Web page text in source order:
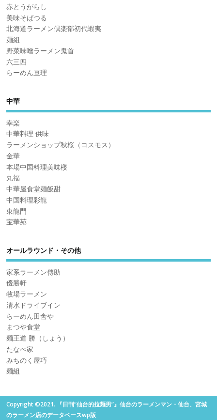
赤とうがらし
美味そばつる
北海道ラーメン倶楽部初代蝦夷
麺組
野菜味噌ラーメン鬼首
六三四
らーめん亘理
中華
幸楽
中華料理 供味
ラーメンショップ秋桜（コスモス）
金華
本場中国料理美味楼
丸福
中華屋食堂麺飯甜
中国料理彩龍
東龍門
宝華苑
オールラウンド・その他
家系ラーメン傳助
優勝軒
牧場ラーメン
清水ドライブイン
らーめん田舎や
まつや食堂
麺王道 勝（しょう）
たなべ家
みちのく屋巧
麺組
Copyright ©2021. 『日刊“仙台的拉麺男”』仙台のラーメンマン・仙台、宮城
のラーメン店のデータベースwp版